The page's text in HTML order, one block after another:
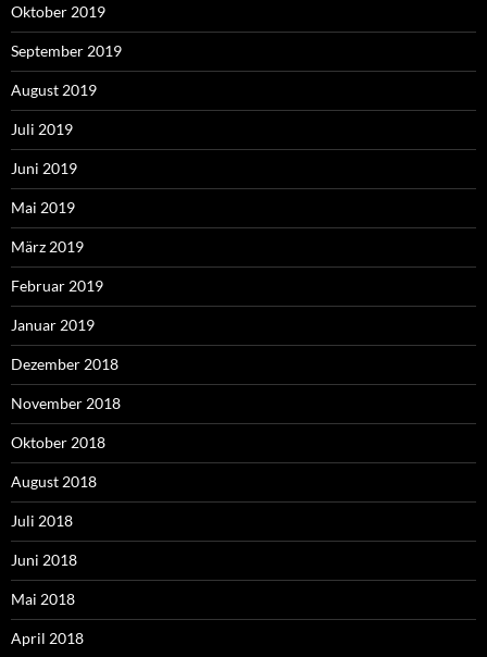
Oktober 2019
September 2019
August 2019
Juli 2019
Juni 2019
Mai 2019
März 2019
Februar 2019
Januar 2019
Dezember 2018
November 2018
Oktober 2018
August 2018
Juli 2018
Juni 2018
Mai 2018
April 2018